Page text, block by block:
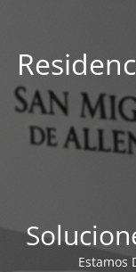
Estamos